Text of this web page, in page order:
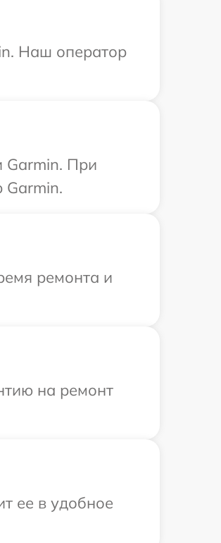
Наш оператор
Garmin. При
Garmin.
ремонта и
на ремонт
ее в удобное